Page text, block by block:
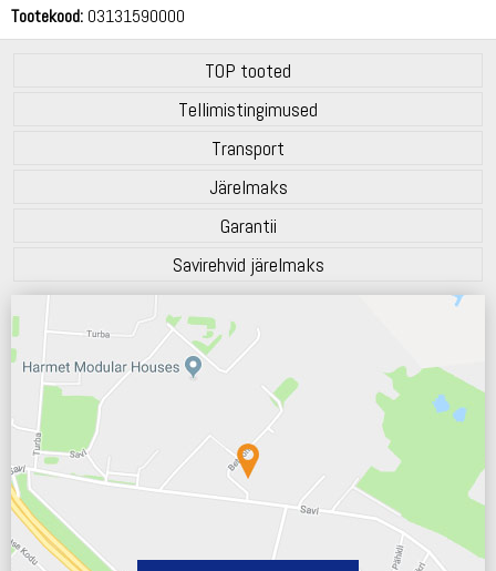
Tootekood: 03131590000
TOP tooted
Tellimistingimused
Transport
Järelmaks
Garantii
Savirehvid järelmaks